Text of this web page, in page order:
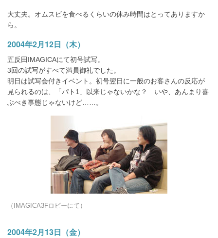
大丈夫。オムスビを食べるくらいの休み時間はとってありますか
ら。
2004年2月12日（木）
五反田IMAGICAにて初号試写。
3回の試写がすべて満員御礼でした。
明日は試写会付きイベント。初号翌日に一般のお客さんの反応が
見られるのは、「パト1」以来じゃないかな？ いや、あんまり喜
ぶべき事態じゃないけど……。
（IMAGICA3Fロビーにて）
2004年2月13日（金）